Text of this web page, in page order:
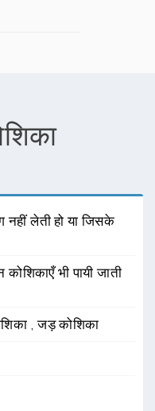
नहीं लेती हो या जिसके
भी पायी जाती
,जड़ कोशिका